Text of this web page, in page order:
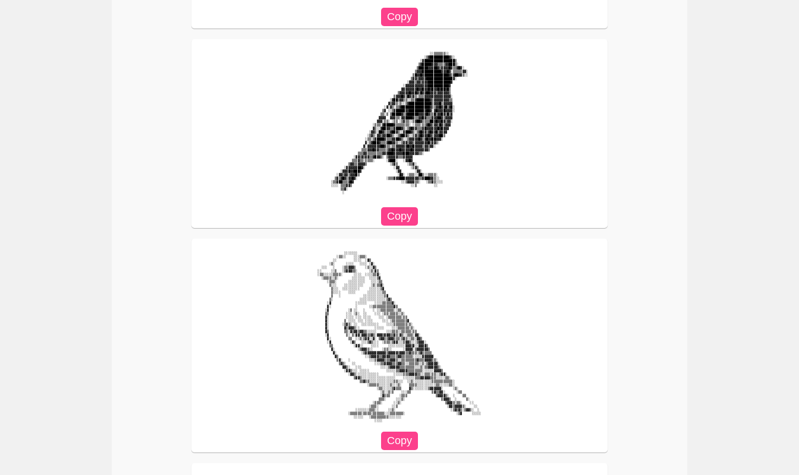
                                                               ░░▒▒▒▒▒▒░░
                                                            ░▒▓██████████▓▒░
                                                          ░▓████████████████▒
                                                         ▒▓█████▓▓▓▒▒▒▒▓▓███▒░
                                                        ▒█████▓▓▓██▓▒▓▓▓▓█▓▒▒▓█▓░
                                                       ▒▓▓▓██████████▓▓▓█▓░▒▒▒▒▒▓▓░
                                                      ▒█▓▓█▓█████████████▓▒▓██▓▓▒░░
                                                     ▒▓▓▒▓▓▓▓██████████████▓░
                                                   ░▓▓▓▒▓▓▒▓▓▓████████████▓
                                                 ░▓▓▓▓▓▓▓▓▓▓▓▓███████████▓
                                                ▓▓▓▓▓▓▓▓█▓▓█▓▓█▓█▓▓█▓██▓█▒
                                              ▒▓▓▓▓▓█▓▓█▓▒█▓▓██▓▓▓▒▓▓▓▓▓▓▒
                                            ▒▓▓▓█▓▒█▓▒▓▒░▒▒▒▓▓▓▓▓▓▓▓▓▓▓▓▓▓░
                                          ░▓██▒▓▓▒▒░░▒▒▓███████▓▒▓▓▓▓▓▓▓▓▒▒
                                         ▓▒▓▓▒░▒░░▒▓████████████▒▓▓▓█▒▓▓▓▓▓
                                       ░▓░▓▒░▒▒▓███████████████▓▒▒▓▓█▓▓█▒▓█░
                                      ▒▓ ░░▒▓█████▓▓████████▓██▓░▓█▓▓▓█▓▓▓▓░
                                     ▒▒░▒ ▒█████▓▒▓██████▓▓▓▓█▓▒▒█▒▓▓█▓▒█▒▓
                                    ▓▓▓▓  ▓▓▓▒▒░▓▓████▓▒▒▓▓█▓▒▒▒▓▓▓██▓▒▓▓▓▓
                                   ▓▓▓░▒▒░ ░▒▒ ░▒▓▒▒░░▒▓██▓▒▒▒▒██▓█▓▓█▓▒▓▓░
                                 ░▒▒▒░▓█████▓▒▒▒▒▒▒▒░ ░▒▒▒░▒▒▓█▓▒▓▓▒█▓▒▓▓▓
                                 ▓▒░░▓██▓▓▒▒▓███▓▒░▒▓█▓▓▒▒▒▓█▓▓▓▓▓▓█▓█▓▓▓
                               ░▓▓▒░██▓▒▒▒▓██▓▒░░▓███▓▒░▒▓█▓▓▒▓█▓▓█▒▓▓▓▓
                              ░▒▓▒░▓▓▒▓▓██▓▒░░▒▓██▓▒░░▒▓▒▓█▓▓▓█▓▒▓▓▓██▒
                             ░▒▒░▒▓████▓▒▒▒▓▓██▓▒░░▒▓▓▓▓▓█▓▒▓█▓▓██▓▓▓░
                             ▓░▒▓███▓▒▒▒▓██▓▓▒░░▒▓▓▒▓▓▒▓▓▓▓▓▓▓█▒▓▓▒░
                            ▓░▓▓▓▓▓▓▓██▓▒▒░▒▒▓▓▓▓▓▓█▓▓█▓▓▓▓▒▓▓▒▓▓░
                           ▒▒▒▓▓▓█▓▓▒▒▒▒▒▓▓█▓▓▓█▓▓▓▓▓█▓▓▓▓▓▓▓▓▒
                         ▒▒▒▓▓▒▒▒▒▒▒▒▒▓▓▓███▓▓▓▓▓███▓▓▓▓▓▒▒░
                       ░▓▓▒▓▒▓▓▒▒▓█▓▓▒░ ▒▓▓▓▓▓▒▒▒▓▓▓▓▓
                      ▒▒▒▓▒▒░▒▒▒▒░      ░▓███░   ░▓▓█▓
                    ▒▓▓▒▒▓▓▓▓▒            ░▒▓▒     ░▒▒▓░
                  ░▓▓▓▓▓▓██▓░               ░▓▓      ░▒▓▒
                ░▓▓▓█▓▓███▓                  ░▓▓       ░▓▓░
              ░▓▓▒▓▓▒▓▓▓█▒                    ░█▓░ ░▒▒▒░░██▒░░▒▒▒▒░
             ▒▓▒▓█▓▒▓▓█▓░               ░▒▒▒▓▓▓███▓▓▓▓▓▓▓▒▒▓███▓▓▒░░
           ░▒▒▓██▒▒▒▓█▓                         ░░▒▓▓▓▓▒▒░   ░▒▒▓▒░░░░
           ░░░░ ▒▒▒▓▓▒                               ░░▒         ░░
                ▒▒▓░
                 ░
                  ░░░░░░░
              ░▒▒░░    ░░░▒▒▒░
            ░░         ░░░░  ░▓▒
          ░▒░      ░░░░   ░░░░ ░▓░
      ░░░   ░    ░▒▒▓▓▓▒     ░▒░░▓▒
    ░░     ░░▒   ░▒▓▓▓▒▒░      ░▒░▓▒
    ░▒▒░░░░░▒▒▒▒░      ░░░░  ░░░░▒▒▓░
      ░▒▒▒▒░░▒░       ░░░░░░░  ░░░░▒▓
         ░▒▒▒░      ░░░░░░░░░   ░░░░▒▒
          ▒░░░    ░░░░░░░░░░    ░▒░▒▒▓░
           ▒░░░  ░░░░░░░░░     ░░░░░░▒▓
           ▒░░░░    ░░░░      ░░░░░░░░▒▒
           ▒   ░            ░░░░░░░░░░░▒▓
          ▒░              ░░░░░░░░░░░░░░▒▓▒
         ░▓             ░░░░░░    ░░░░▒▒▒▒▒▓░
         ▓░             ░      ░░▒▒▒▒▒▒▒▒▒▒▒▓▒
        ░▓          ░▒ ░░   ░    ░ ░░▒▒▒▒▒▒▒░░▒▒
        ▒▒         ░░░ ░▒░  ░░    ░░░ ░▒▒░▒▒▒▒░░▒░
        ▓░         ░░░░ ░░░ ░░░░    ░░░ ░▒▒▒▒▒▒▒░▒▒
        ▓░        ▒ ░░░░ ░░░ ░░░░     ░░░ ░▒▒▒▒▒▒▒▒▓
        ▓░       ░▒▓▒░ ░░  ░░░░░░░░░    ░░░░▒▒▒▒▒▒▒░▒░
        ▓░        ▓▒▓▓▓▒░░        ░░░░░    ░░░▒▒▒▒▒▒░▒░
        ▓▒        ▒▒░▓▒▓▓▒▓▓▒▒░░░░░     ░░░▒▒▒░░▒▒▒▒▒░▒▒
        ░▓         ▒░ ▒░▓▓░▓▓▓▒▒▓▒░▓▓▓▒▓▓▓▒▒▓▒░▓▒░░▒▒▒░▓▓░
         ▓░         ▒▒  ░░▒░▒▓▓░░▓░ ▒▓▓▒▒▓▓▓▒▒▒░▒▓▒░░▒▒░▓▓▒
         ░▓          ░▓▒   ░░░▒▓▒░░░  ░▒▒▒░▒▓▓░░░▒▓▓▒░░░▒▓▓▓░
          ▒▒           ░▓▓░░    ░░░░     ░░░░░░░░░▓▓▓▒▓░░▓▓▓▓▒
           ▓░            ░▒▓▓▓▒░░     ░▒▒░░      ░▓▓▓▓░▒▓▓▓▓▓▓▒
            ▓░             ░▒▓▓▓▓▓▓▓▓▓▓▓▒▓▓▓▓▓▒▓▓▓▒▒▓▒▒▒░▒▓▒▒▒▒▒
             ▓▒              ░░▒▓▓▓▓▒▒▓▓▓▓▒▒▒▒▓▓▒▒▒▒▒▒░░░░░▓▓▓▓▓▓
              ▒▓░   ░          ░░░▒▓▓▓▓▒▒▒▓▓▓▒░░▒▒▒▒▒▒▒▒▓▒▒▒▓▓▓▓▒▒░
               ▒▓▒░   ░░          ░░░▒▒▓▓▓▓▒▒▒▓▓▒▒░░▒▒▒▒▒░░▒░▒▓▓▓▓▓░
                 ▓▓▒░   ░░░          ░░░░▒▓▓▓▓▓▒▒▒▒▒▒▒▒░░░▒░▒▒▓▓▓▓▓▒░
                  ░▓▓▒░░░ ░░░░░         ░░░░░▒▒▓▓▓▓▒▒▒▒▒▒▒▒░░░░░░▓▓▓▓▒
                    ░▓▓▒░░░░░░░░░░░░        ░░░░░▒▒▒▓▓▓▓▒▒░░▒▒▒░▒▒░░▒▓▓░
                       ▒▓▓▒░░░░░░░░░░░░░░░░░░    ░░░░░░▒▒▒▓▓▓▓▓▒▒▒░░░░░▒▒░
                          ▒▒▓▒▒░░░░░░░░░░░░░▒▒░░░  ░░▒░░░░░░░░░░▒▒▒▒▒▒▒▒▒▒▒░
                              ░▒▒▒▒▒░░░░░░▒░░░▒░    ▒▒▒▒░░░░░░░░░░▒▒░░░░░▒▒░
                                   ░▒▒░░░░░▒▓▒▒▒    ▓▒░░░░░░░░▒▓▓▓▓▓▓░     ░▒░
                                     ░▒░░▒░▒    ░░░▒▒           ▒▓▒▒▓▓░      ░▒▒
                                     ░▓▒▒▒     ░▒▒▒               ▒▓▓▓▓▒░  ░    ▒▒
                                    ▒▒▒░     ░░░▒░                   ▒▓▓▓▒  ░     ▒░
                                 ░▒▒▒░      ░░▒░                       ▒▓▓▓▒░▒▒░    ░░
                               ░▒▒▒░       ░░▒                          ░▓▓▒▓▓▓▓▒░    ░░
                        ░░░░░░░▒▒▒░░     ░░▒░                             ░▒▓▒▓▒░▒▓▓▒░  ░
                    ░▒▒▒▒▒▒░▒▒▒▒░▒▒▒▒▒▒░░░▒▒▒▒▒▒▒░                           ░▒▓     ░░░░░
                       ░░░░░   ░▒▒▒▒▒▒▒▒▒░░░░░░░
                                  ░░░░